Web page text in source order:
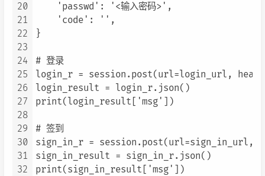
20
21
22
23
24
25
26
27
28
29
30
31
32
    'passwd': '<输入密码>',
    'code': '',
}
# 登录
login_r = session.post(url=login_url,
login_result = login_r.json()
print(login_result['msg'])
# 签到
sign_in_r = session.post(url=sign_in_url,
sign_in_result = sign_in_r.json()
print(sign_in_result['msg'])